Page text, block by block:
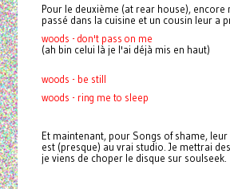
Pour le deuxième (at rear house), encore
passé dans la cuisine et un cousin leur a
woods - don't pass on me
(ah bin celui là je l'ai déjà mis en haut)
woods - be still
woods - ring me to sleep
Et maintenant, pour Songs of shame,
est (presque) au vrai studio. Je mettrai
je viens de choper le disque sur soulseek.